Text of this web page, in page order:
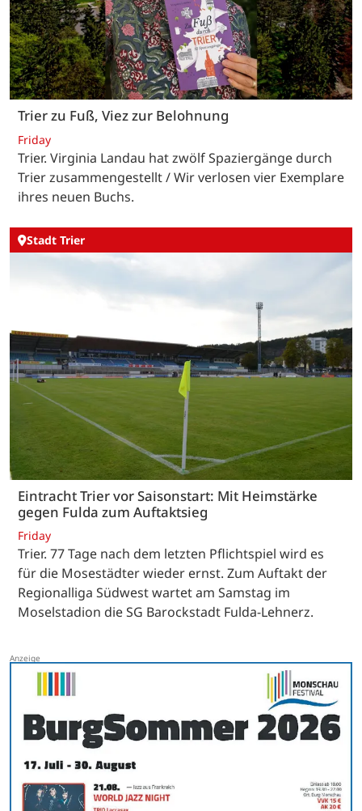
Trier zu Fuß, Viez zur Belohnung
Friday
Trier. Virginia Landau hat zwölf Spaziergänge durch
Trier zusammengestellt / Wir verlosen vier Exemplare
ihres neuen Buchs.
Stadt Trier
Eintracht Trier vor Saisonstart: Mit Heimstärke
gegen Fulda zum Auftaktsieg
Friday
Trier. 77 Tage nach dem letzten Pflichtspiel wird es
für die Mosestädter wieder ernst. Zum Auftakt der
Regionalliga Südwest wartet am Samstag im
Moselstadion die SG Barockstadt Fulda-Lehnerz.